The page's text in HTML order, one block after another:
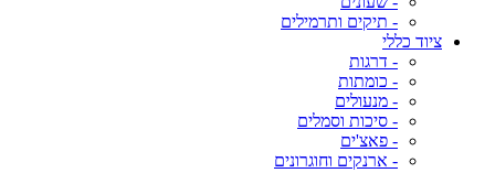
- תיקים ותרמילים
ציוד כללי
- דרגות
- כומתות
- מנעולים
- סיכות וסמלים
- פאצ'ים
- ארנקים וחוגרונים